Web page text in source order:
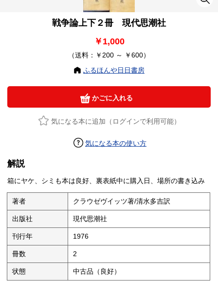
戦争論上下２冊 現代思潮社
￥1,000
（送料：￥200 ～ ￥600）
ふるほんや日日書房
かごに入れる
気になる本に追加（ログインで利用可能）
気になる本の使い方
解説
箱にヤケ、シミも本は良好、裏表紙中に購入日、場所の書き込み
著者 クラウゼヴイッツ著/清水多吉訳
出版社 現代思潮社
刊行年 1976
冊数 2
状態 中古品（良好）